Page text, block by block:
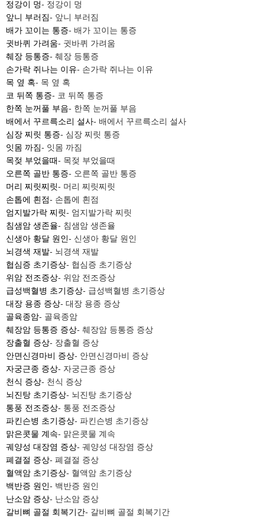
정강이 멍- 정강이 멍
앞니 부러짐- 앞니 부러짐
배가 꼬이는 통증- 배가 꼬이는 통증
귓바퀴 가려움- 귓바퀴 가려움
췌장 등통증- 췌장 등통증
손가락 쥐나는 이유- 손가락 쥐나는 이유
목 옆 혹- 목 옆 혹
코 뒤쪽 통증- 코 뒤쪽 통증
한쪽 눈꺼풀 부음- 한쪽 눈꺼풀 부음
배에서 꾸르륵소리 설사- 배에서 꾸르륵소리 설사
심장 찌릿 통증- 심장 찌릿 통증
잇몸 까짐- 잇몸 까짐
목젖 부었을때- 목젖 부었을때
오른쪽 골반 통증- 오른쪽 골반 통증
머리 찌릿찌릿- 머리 찌릿찌릿
손톱에 흰점- 손톱에 흰점
엄지발가락 찌릿- 엄지발가락 찌릿
침샘암 생존율- 침샘암 생존율
신생아 황달 원인- 신생아 황달 원인
뇌경색 재발- 뇌경색 재발
협심증 초기증상- 협심증 초기증상
위암 전조증상- 위암 전조증상
급성백혈병 초기증상- 급성백혈병 초기증상
대장 용종 증상- 대장 용종 증상
골육종암- 골육종암
췌장암 등통증 증상- 췌장암 등통증 증상
장출혈 증상- 장출혈 증상
안면신경마비 증상- 안면신경마비 증상
자궁근종 증상- 자궁근종 증상
천식 증상- 천식 증상
뇌진탕 초기증상- 뇌진탕 초기증상
통풍 전조증상- 통풍 전조증상
파킨슨병 초기증상- 파킨슨병 초기증상
맑은콧물 계속- 맑은콧물 계속
궤양성 대장염 증상- 궤양성 대장염 증상
폐결절 증상- 폐결절 증상
혈액암 초기증상- 혈액암 초기증상
백반증 원인- 백반증 원인
난소암 증상- 난소암 증상
갈비뼈 골절 회복기간- 갈비뼈 골절 회복기간